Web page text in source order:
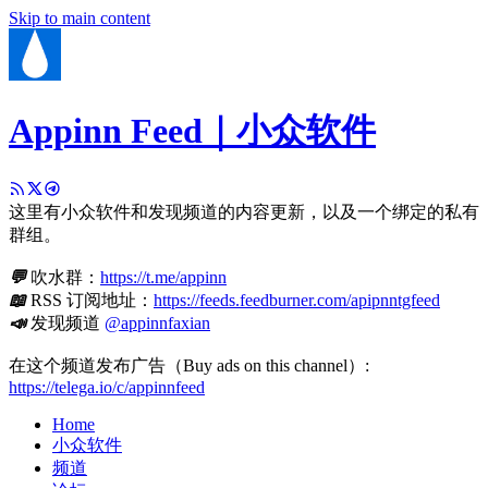
Skip to main content
Appinn Feed｜小众软件
这里有小众软件和发现频道的内容更新，以及一个绑定的私有
群组。
💬吹水群： https://t.me/appinn
📖RSS 订阅地址： https://feeds.feedburner.com/apipnntgfeed
📣发现频道 @appinnfaxian
在这个频道发布广告（Buy ads on this channel）:
https://telega.io/c/appinnfeed
Home
小众软件
频道